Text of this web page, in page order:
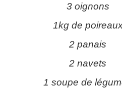
3 oignons
1kg de
2 panais
2 navets
1 soupe de